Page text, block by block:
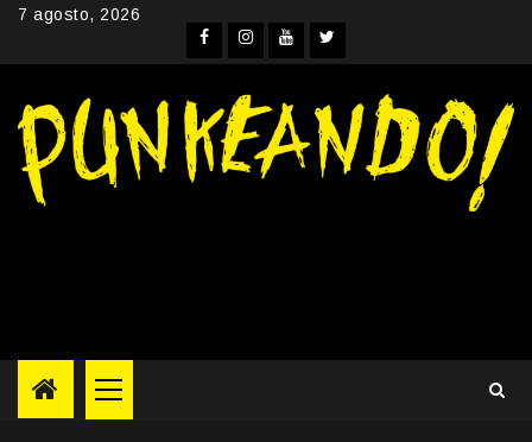
Skip7 agosto, 2026
Facebook
Instagram
YouTube
Twitter
Primary
Menu